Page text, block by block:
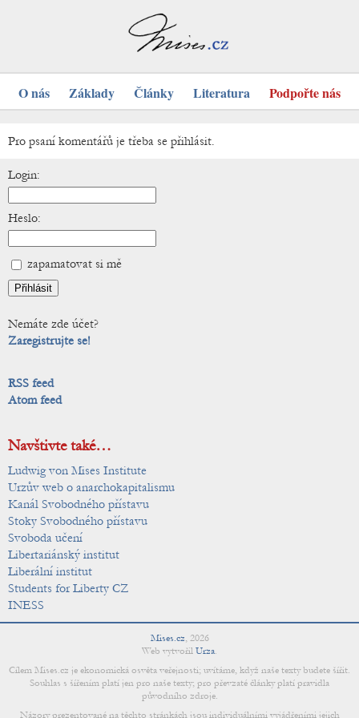
O nás Základy Články Literatura Podpořte nás
Pro psaní komentářů je třeba se přihlásit.
Login:
Heslo:
zapamatovat si mě
Nemáte zde účet?
Zaregistrujte se!
RSS feed
Atom feed
Navštivte také…
Ludwig von Mises Institute
Urzův web o anarchokapitalismu
Kanál Svobodného přístavu
Stoky Svobodného přístavu
Svoboda učení
Libertariánský institut
Liberální institut
Students for Liberty CZ
INESS
Mises.cz, 2026
Web vytvořil Urza.
Cílem Mises.cz je ekonomická osvěta veřejnosti; uvítáme, když naše texty budete šířit.
Souhlas s šířením platí jen pro naše texty; pro převzaté články platí pravidla
původního zdroje.
Názory prezentované na těchto stránkách jsou individuálními vyjádřeními jejich